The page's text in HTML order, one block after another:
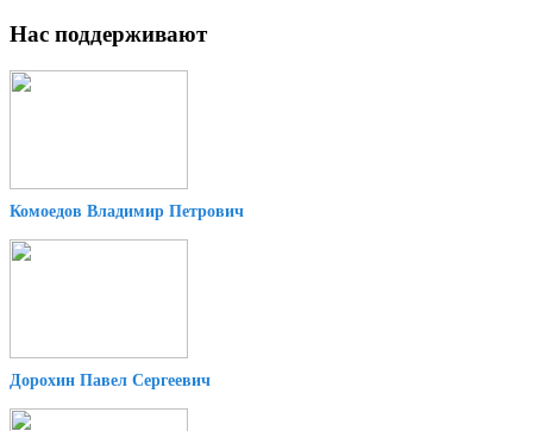
Нас поддерживают
Комоедов Владимир Петрович
Дорохин Павел Сергеевич